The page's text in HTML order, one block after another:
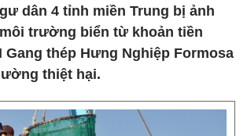
dân 4 tỉnh miền Trung bị ảnh
trường biển từ khoản tiền
Gang thép Hưng Nghiệp Formosa
thiệt hại.